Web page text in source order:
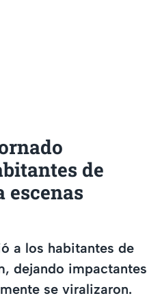
de
escenas
a los habitantes de
dejando impactantes
se viralizaron.